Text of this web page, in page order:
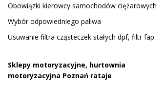
Obowiązki kierowcy samochodów ciężarowych
Wybór odpowiedniego paliwa
Usuwanie filtra cząsteczek stałych dpf, filtr fap
Sklepy motoryzacyjne, hurtownia
motoryzacyjna Poznań rataje